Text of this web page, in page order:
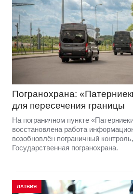
Погранохрана:
для пересечения границы
На пограничном пункте
восстановлена работа
возобновлён пограничный
Государственная погранохрана.
ЛАТВИЯ